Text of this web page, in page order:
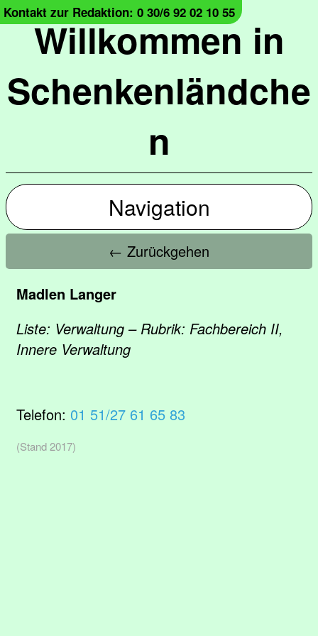
Willkommen in
Schenkenländche
n
Kontakt zur Redaktion: 0 30/6 92 02 10 55
Navigation
← Zurückgehen
Madlen Langer
Liste: Verwaltung – Rubrik: Fachbereich II,
Innere Verwaltung
Telefon: 01 51/27 61 65 83
(Stand 2017)